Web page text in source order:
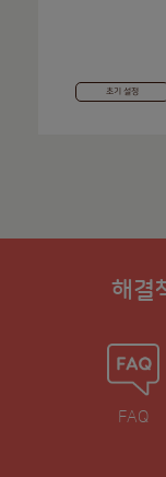
초기 설정
해결
FAQ